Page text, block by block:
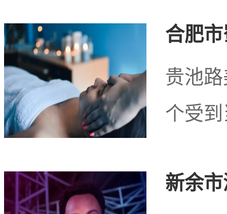
传统的健康理疗方式，
个区域的重要产业之一。
合肥
贵池
个受
新余